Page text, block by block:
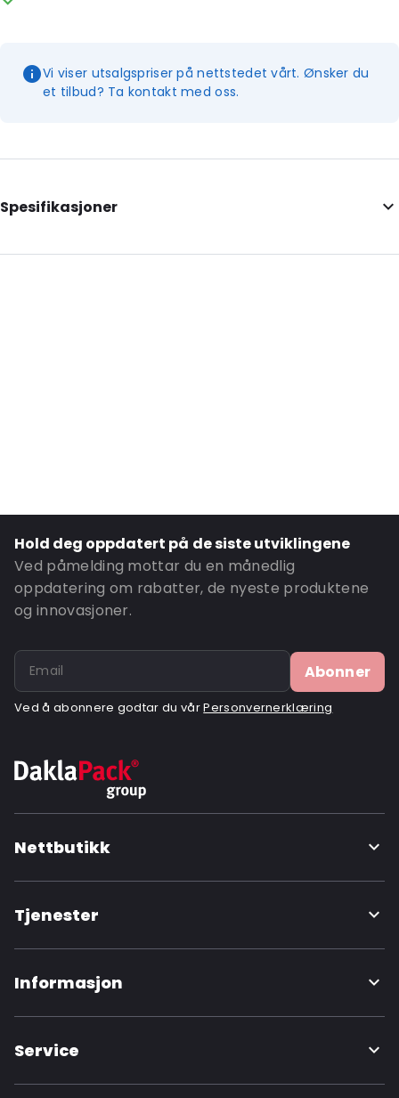
Vi viser utsalgspriser på nettstedet vårt. Ønsker du
et tilbud? Ta kontakt med oss.
Spesifikasjoner
Additional information: Med utskjæringer
Ordre-ID: 845
Hold deg oppdatert på de siste utviklingene
Ved påmelding mottar du en månedlig
oppdatering om rabatter, de nyeste produktene
og innovasjoner.
Abonner
Ved å abonnere godtar du vårPersonvernerklæring
Nettbutikk
Tjenester
Informasjon
Service